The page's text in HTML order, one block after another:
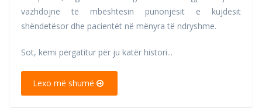
vazhdojnë të mbështesin punonjësit e kujdesit
shëndetësor dhe pacientët në mënyra të ndryshme.
Sot, kemi përgatitur për ju katër histori...
Lexo më shumë